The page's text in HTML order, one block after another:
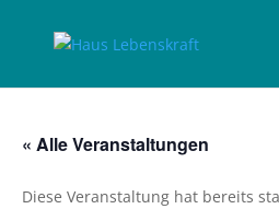
« Alle Veranstaltungen
Diese Veranstaltung hat bereits